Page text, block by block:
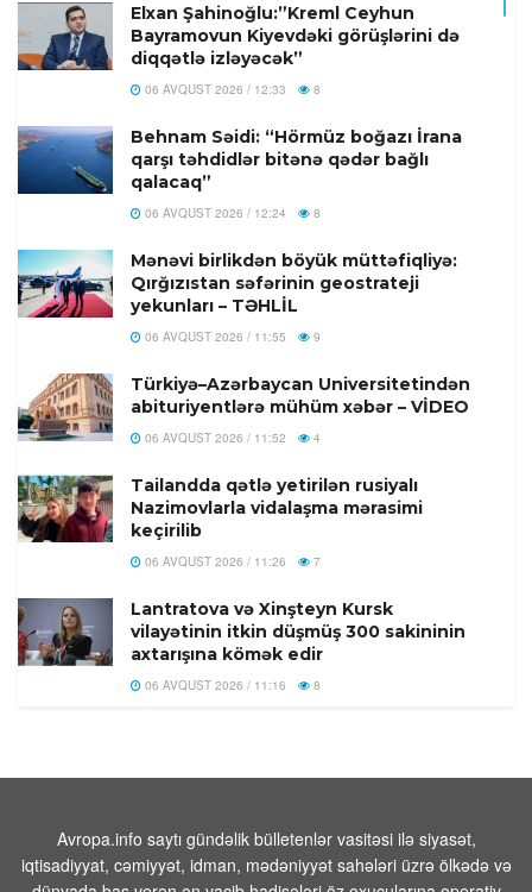
Elxan Şahinoğlu:”Kreml Ceyhun
Bayramovun Kiyevdəki görüşlərini də
diqqətlə izləyəcək”
06 AVQUST 2026 / 12:33 8
Behnam Səidi: “Hörmüz boğazı İrana
qarşı təhdidlər bitənə qədər bağlı
qalacaq”
06 AVQUST 2026 / 12:24 8
Mənəvi birlikdən böyük müttəfiqliyə:
Qırğızıstan səfərinin geostrateji
yekunları – TƏHLİL
06 AVQUST 2026 / 11:55 9
Türkiyə–Azərbaycan Universitetindən
abituriyentlərə mühüm xəbər – VİDEO
06 AVQUST 2026 / 11:52 4
Tailandda qətlə yetirilən rusiyalı
Nazimovlarla vidalaşma mərasimi
keçirilib
06 AVQUST 2026 / 11:26 7
Lantratova və Xinşteyn Kursk
vilayətinin itkin düşmüş 300 sakininin
axtarışına kömək edir
06 AVQUST 2026 / 11:16 8
edib
WWF: İtaliyada bu yay meşə
yanğınlarında 70 min hektar ərazi
Avropa.info saytı gündəlik bülletenlər vasitəsi ilə siyasət,
iqtisadiyyat, cəmiyyət, idman, mədəniyyət sahələri üzrə ölkədə və